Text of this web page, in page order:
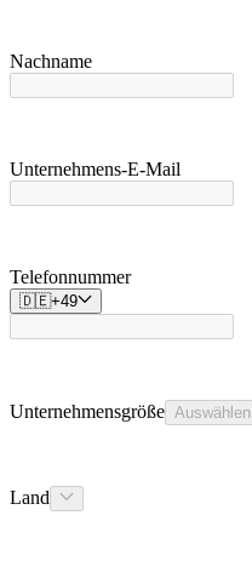
Nachname
Unternehmens-E-Mail
Telefonnummer
🇩🇪+49
Unternehmensgröße Auswählen
Land